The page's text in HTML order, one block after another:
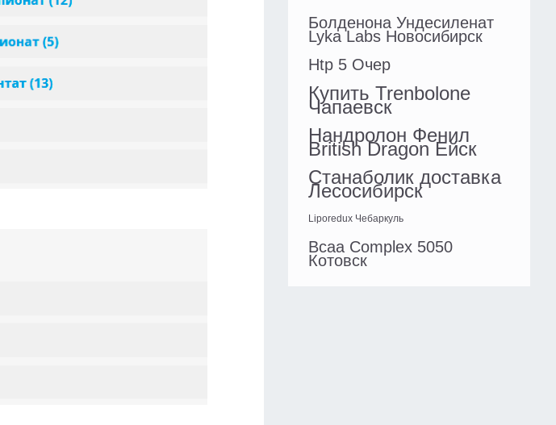
Болденона Ундесиленат
Lyka Labs Новосибирск
Htp 5 Очер
Купить Trenbolone
Чапаевск
Нандролон Фенил
British Dragon Ейск
Станаболик доставка
Лесосибирск
Liporedux Чебаркуль
Bcaa Complex 5050
Котовск